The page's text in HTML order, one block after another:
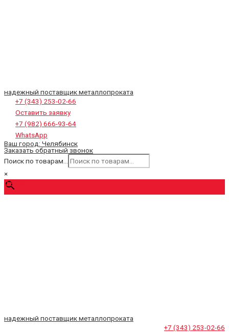
надежный поставщик металлопроката
+7 (343) 253-02-66
Оставить заявку
+7 (982) 666-93-64
WhatsApp
Ваш город: Челябинск
Заказать обратный звонок
Поиск по товарам...
×
0₽
надежный поставщик металлопроката
+7 (343) 253-02-66